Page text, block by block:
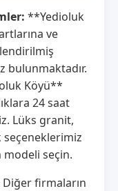
**Yedioluk
ve
bulunmaktadır.
Köyü**
24 saat
Lüks granit,
modeli seçin.
Diğer firmaların